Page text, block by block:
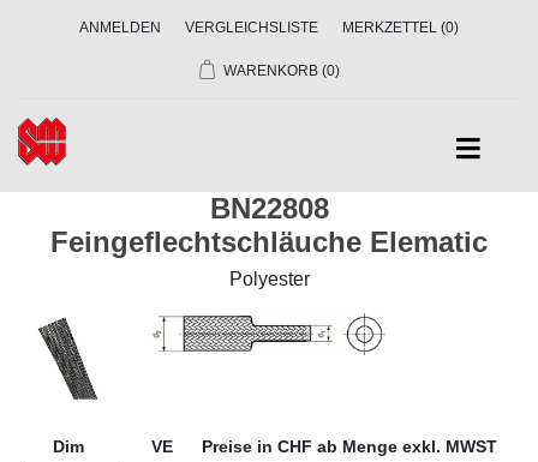
ANMELDEN VERGLEICHSLISTE MERKZETTEL (0)
WARENKORB (0)
BN22808
Feingeflechtschläuche Elematic
Polyester
Dim VE Preise in CHF ab Menge exkl. MWST